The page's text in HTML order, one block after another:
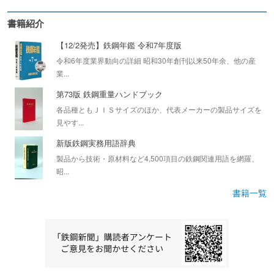
書籍紹介
【12/2発売】鉄鋼年鑑 令和7年度版
令和6年度業界動向の詳細 昭和30年創刊以来50年余、他の産
業...
第73版 鉄鋼重量ハンドブック
各品種ともＪＩＳサイズのほか、代表メーカーの製品サイズを
見やす...
新版鉄鋼実務用語辞典
製品から技術・原材料など4,500項目の鉄鋼関連用語を網羅、
昭...
書籍一覧